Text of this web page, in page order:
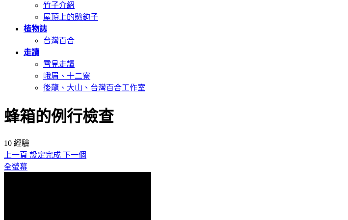
竹子介紹
屋頂上的懸鉤子
植物誌
台灣百合
走讀
雪見走讀
峨眉、十二寮
後龍、大山、台灣百合工作室
蜂箱的例行檢查
10 經驗
上一頁 設定完成 下一個
全螢幕